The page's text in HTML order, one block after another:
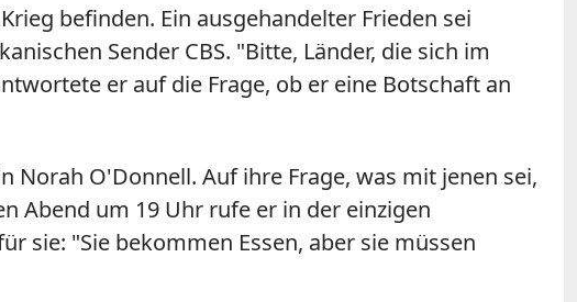
befinden. Ein ausgehandelter Frieden sei
Sender CBS. "Bitte, Länder, die sich im
er auf die Frage, ob er eine Botschaft an
O'Donnell. Auf ihre Frage, was mit jenen sei,
Abend um 19 Uhr rufe er in der einzigen
sie: "Sie bekommen Essen, aber sie müssen